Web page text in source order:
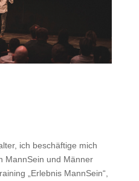
ich beschäftige mich
MannSein und Männer
„Erlebnis MannSein“,